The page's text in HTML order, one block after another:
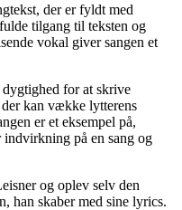
der er fyldt med
tilgang til teksten og
vokal giver sangen et
for at skrive
der kan vække lytterens
er et eksempel på,
indvirkning på en sang og
og oplev selv den
han skaber med sine lyrics.